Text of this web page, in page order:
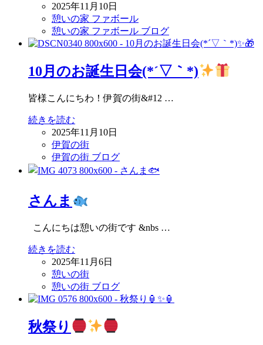
2025年11月10日
憩いの家 ファボール
憩いの家 ファボール ブログ
10月のお誕生日会(*´▽｀*)
皆様こんにちわ！伊賀の街&#12 …
続きを読む
2025年11月10日
伊賀の街
伊賀の街 ブログ
さんま
こんにちは憩いの街です &nbs …
続きを読む
2025年11月6日
憩いの街
憩いの街 ブログ
秋祭り